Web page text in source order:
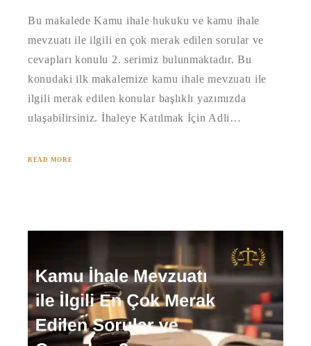
Bu makalede Kamu ihale hukuku ve kamu ihale
mevzuatı ile ilgili en çok merak edilen sorular ve
cevapları konulu 2. serimiz bulunmaktadır. Bu
konudaki ilk makalemize kamu ihale mevzuatı ile
ilgili merak edilen konular başlıklı yazımızda
ulaşabilirsiniz. İhaleye Katılmak İçin Adli…
READ MORE